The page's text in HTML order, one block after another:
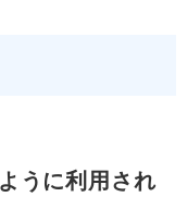
うに利用され